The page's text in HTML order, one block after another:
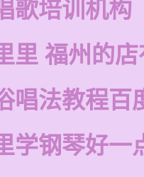
歌培训机构
里 福州的
唱法教程百
学钢琴好一